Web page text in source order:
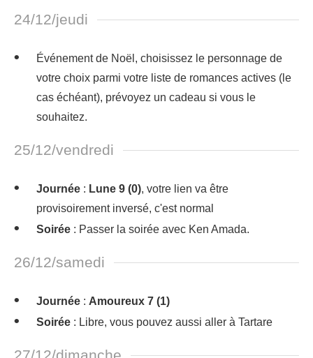
24/12/jeudi
Événement de Noël, choisissez le personnage de
votre choix parmi votre liste de romances actives (le
cas échéant), prévoyez un cadeau si vous le
souhaitez.
25/12/vendredi
Journée : Lune 9 (0), votre lien va être
provisoirement inversé, c'est normal
Soirée : Passer la soirée avec Ken Amada.
26/12/samedi
Journée : Amoureux 7 (1)
Soirée : Libre, vous pouvez aussi aller à Tartare